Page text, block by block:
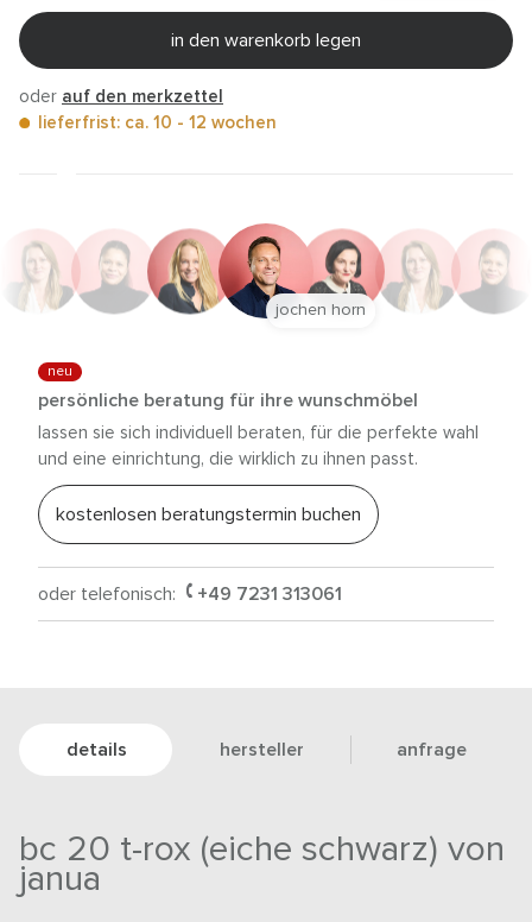
in den warenkorb legen
oder auf den merkzettel
lieferfrist: ca. 10 - 12 wochen
neu
persönliche beratung für ihre wunschmöbel
lassen sie sich individuell beraten, für die perfekte wahl
und eine einrichtung, die wirklich zu ihnen passt.
kostenlosen beratungstermin buchen
oder telefonisch: +49 7231 313061
jochen horn
details hersteller anfrage
bc 20 t-rox (eiche schwarz) von
janua